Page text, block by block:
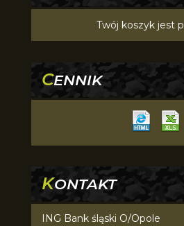
Twój koszyk jest
CENNIK
KONTAKT
ING Bank śląski O/Opole